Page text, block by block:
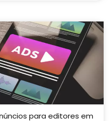
para editores em